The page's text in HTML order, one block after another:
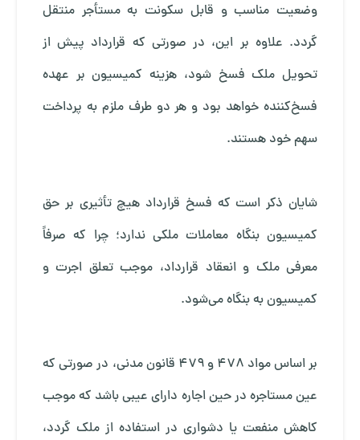
وضعیت مناسب و قابل سکونت به مستأجر منتقل
گردد. علاوه بر این، در صورتی که قرارداد پیش از
تحویل ملک فسخ شود، هزینه کمیسیون بر عهده
فسخ‌کننده خواهد بود و هر دو طرف ملزم به پرداخت
سهم خود هستند.
شایان ذکر است که فسخ قرارداد هیچ تأثیری بر حق
کمیسیون بنگاه معاملات ملکی ندارد؛ چرا که صرفاً
معرفی ملک و انعقاد قرارداد، موجب تعلق اجرت و
کمیسیون به بنگاه می‌شود.
بر اساس مواد ۴۷۸ و ۴۷۹ قانون مدنی، در صورتی که
عین مستاجره در حین اجاره دارای عیبی باشد که موجب
کاهش منفعت یا دشواری در استفاده از ملک گردد،